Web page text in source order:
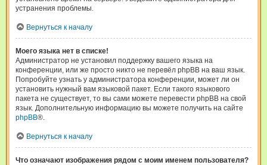
устранения проблемы.
Вернуться к началу
Моего языка нет в списке!
Администратор не установил поддержку вашего языка на
конференции, или же просто никто не перевёл phpBB на ваш язык.
Попробуйте узнать у администратора конференции, может ли он
установить нужный вам языковой пакет. Если такого языкового
пакета не существует, то вы сами можете перевести phpBB на свой
язык. Дополнительную информацию вы можете получить на сайте
phpBB®.
Вернуться к началу
Что означают изображения рядом с моим именем пользователя?